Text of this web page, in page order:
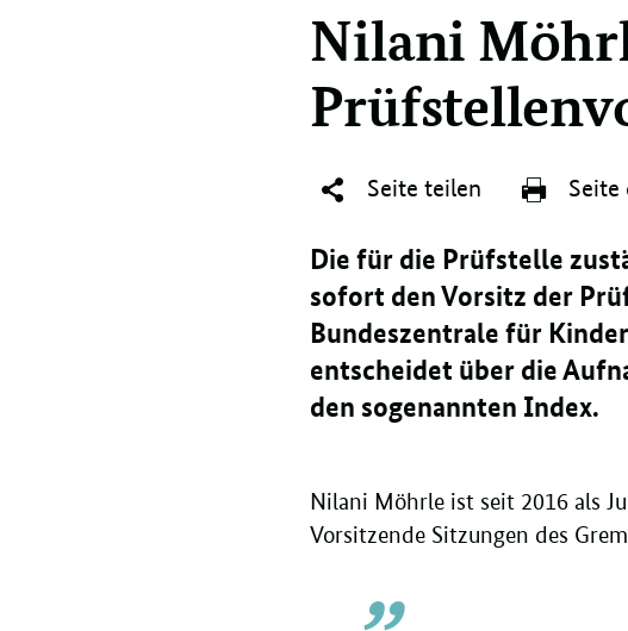
Nilani
Seite teilen Seite
Die für die Prüfstelle
sofort den Vorsitz der
Bundeszentrale für
entscheidet über die
den sogenannten Index.
Nilani Möhrle ist seit 2016 als
Vorsitzende Sitzungen des